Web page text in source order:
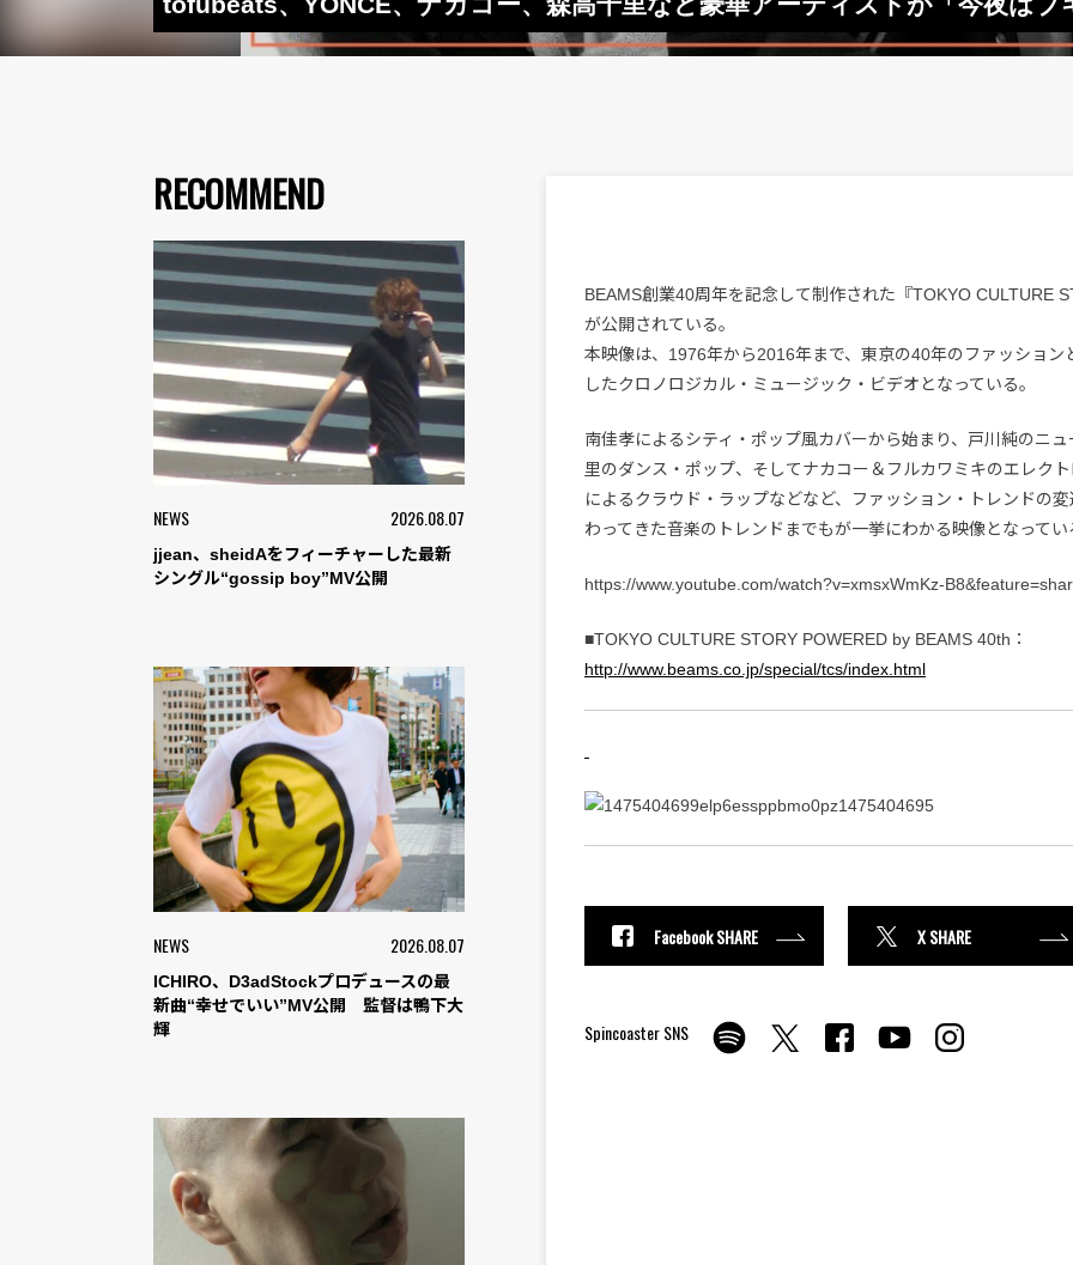
RECOMMEND
NEWS 2026.08.07
jjean、sheidAをフィーチャーした最新
シングル“gossip boy”MV公開
NEWS 2026.08.07
ICHIRO、D3adStockプロデュースの最
新曲“幸せでいい”MV公開 監督は鴨下大
輝
BEAMS創業40周年を記念して制作された『TOKYO CULTURE
が公開されている。
本映像は、1976年から2016年まで、東京の40年のファッション
したクロノロジカル・ミュージック・ビデオとなっている。
南佳孝によるシティ・ポップ風カバーから始まり、戸川純のニ
里のダンス・ポップ、そしてナカコー＆フルカワミキのエレク
によるクラウド・ラップなどなど、ファッション・トレンドの
わってきた音楽のトレンドまでもが一挙にわかる映像となってい
https://www.youtube.com/watch?v=xmsxWmKz-
■TOKYO CULTURE STORY POWERED by BEAMS 40th：
http://www.beams.co.jp/special/tcs/index.html
Facebook SHARE X SHARE
Spincoaster SNS